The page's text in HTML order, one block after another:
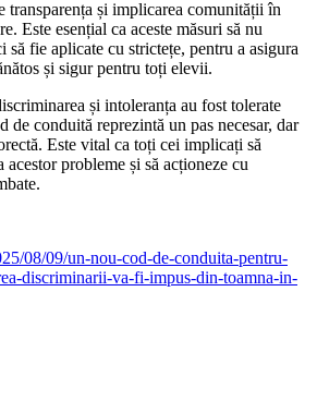
transparența și implicarea comunității în
Este esențial ca aceste măsuri să nu
să fie aplicate cu strictețe, pentru a asigura
și sigur pentru toți elevii.
și intoleranța au fost tolerate
de conduită reprezintă un pas necesar, dar
Este vital ca toți cei implicați să
acestor probleme și să acționeze cu
08/09/un-nou-cod-de-conduita-pentru-
discriminarii-va-fi-impus-din-toamna-in-